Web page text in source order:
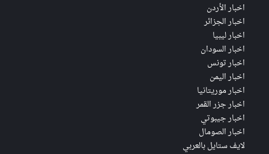
اخبار الأردن
اخبار الجزائر
اخبار ليبيا
اخبار السودان
اخبار تونس
اخبار اليمن
اخبار موريتانيا
اخبار جزر القمر
اخبار جيبوتي
اخبار الصومال
لايف ستايل بالعربي